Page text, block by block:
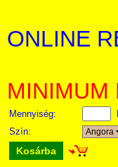
ONLINE
MINIMUM
Mennyiség:
Szín:
Kosárba